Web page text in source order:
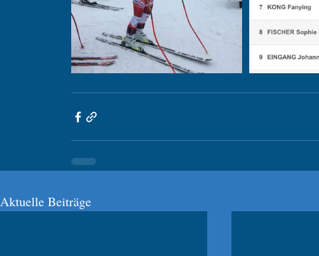
Aktuelle Beiträge